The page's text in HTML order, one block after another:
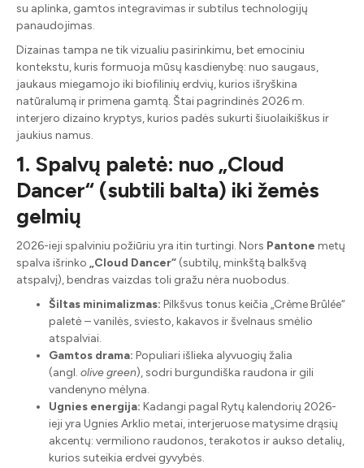
su aplinka, gamtos integravimas ir subtilus technologijų
panaudojimas.
Dizainas tampa ne tik vizualiu pasirinkimu, bet emociniu
kontekstu, kuris formuoja mūsų kasdienybę: nuo saugaus,
jaukaus miegamojo iki biofilinių erdvių, kurios išryškina
natūralumą ir primena gamtą. Štai pagrindinės 2026 m.
interjero dizaino kryptys, kurios padės sukurti šiuolaikiškus ir
jaukius namus.
1. Spalvų paletė: nuo „Cloud
Dancer“ (subtili balta) iki žemės
gelmių
2026-ieji spalviniu požiūriu yra itin turtingi. Nors Pantone metų
spalva išrinko „Cloud Dancer“ (subtilų, minkštą balkšvą
atspalvį), bendras vaizdas toli gražu nėra nuobodus.
Šiltas minimalizmas: Pilkšvus tonus keičia „Crème Brûlée“
paletė – vanilės, sviesto, kakavos ir švelnaus smėlio
atspalviai.
Gamtos drama: Populiari išlieka alyvuogių žalia
(angl. olive green), sodri burgundiška raudona ir gili
vandenyno mėlyna.
Ugnies energija: Kadangi pagal Rytų kalendorių 2026-
ieji yra Ugnies Arklio metai, interjeruose matysime drąsių
akcentų: vermiliono raudonos, terakotos ir aukso detalių,
kurios suteikia erdvei gyvybės.